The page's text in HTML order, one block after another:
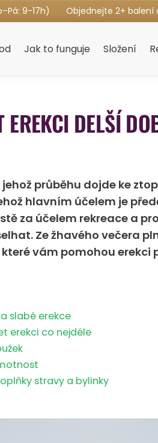
9-17h) Objednejte 2+
Jak to funguje Složení
EREKCI DELŠÍ
jehož průběhu dojde ke
hlavním účelem je
za účelem rekreace a
Ze žhavého večera
vám pomohou erekci
slabé erekce
erekci co nejdéle
stravy a bylinky